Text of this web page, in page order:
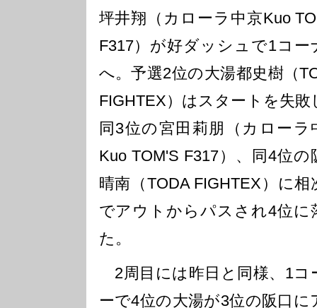
坪井翔（カローラ中京Kuo
F317）が好ダッシュで1コー
へ。予選2位の大湯都史樹（
FIGHTEX）はスタートを失敗
同3位の宮田莉朋（カローラ
Kuo TOM'S F317）、同4位の
晴南（TODA FIGHTEX）に相
でアウトからパスされ4位に
た。
2周目には昨日と同様、1コ
ーで4位の大湯が3位の阪口に